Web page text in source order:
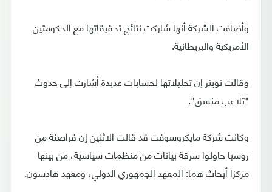
وأضافت الشركة أنها شاركت نتائج تحقيقاتها مع الحكومتين
الأمريكية والبريطانية.
وقالت تويتر إن تحليلاتها لحسابات عديدة أشارت إلى حدوث
"تلاعب منسق".
وكانت شركة مايكروسوفت قد قالت الاثنين إن قراصنة من
روسيا حاولوا سرقة بيانات من منظمات سياسية، من بينها
مركزا أبحاث هما: المعهد الجمهوري الدولي، ومعهد هادسون.